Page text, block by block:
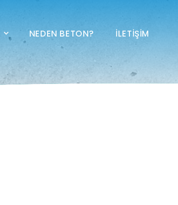
NEDEN BETON? İLETIŞIM